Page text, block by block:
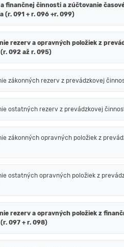
finančnej činnosti a zúčtovanie
(r. 091 + r. 096 +r. 099)
rezerv a opravných položiek z
092 až r. 095)
zákonných rezerv z prevádzkovej
ostatných rezerv z prevádzkovej
zákonných opravných položiek z
ostatných opravných položiek z
rezerv a opravných položiek z
097 + r. 098)